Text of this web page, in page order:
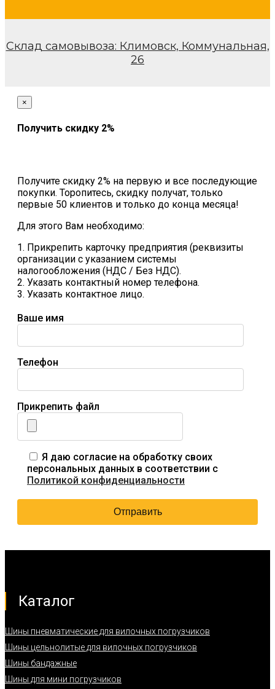
Склад самовывоза: Климовск, Коммунальная,
26
×
Получить скидку 2%
Получите скидку 2% на первую и все последующие
покупки. Торопитесь, скидку получат, только
первые 50 клиентов и только до конца месяца!
Для этого Вам необходимо:
1. Прикрепить карточку предприятия (реквизиты
организации с указанием системы
налогообложения (НДС / Без НДС).
2. Указать контактный номер телефона.
3. Указать контактное лицо.
Ваше имя
Телефон
Прикрепить файл
Я даю согласие на обработку своих
персональных данных в соответствии с
Политикой конфиденциальности
Каталог
Шины пневматические для вилочных погрузчиков
Шины цельнолитые для вилочных погрузчиков
Шины бандажные
Шины для мини погрузчиков